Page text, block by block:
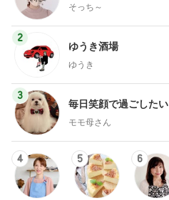
そっち～
2
ゆうき酒場
ゆうき
3
毎日笑顔で過ごしたい
モモ母さん
4 5 6